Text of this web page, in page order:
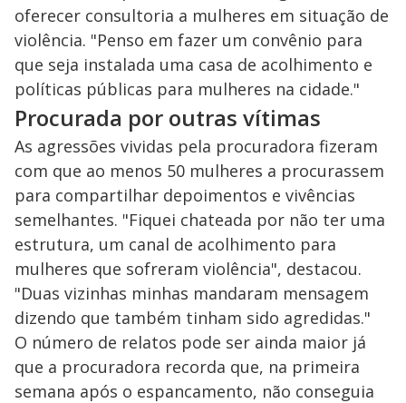
oferecer consultoria a mulheres em situação de
violência. "Penso em fazer um convênio para
que seja instalada uma casa de acolhimento e
políticas públicas para mulheres na cidade."
Procurada por outras vítimas
As agressões vividas pela procuradora fizeram
com que ao menos 50 mulheres a procurassem
para compartilhar depoimentos e vivências
semelhantes. "Fiquei chateada por não ter uma
estrutura, um canal de acolhimento para
mulheres que sofreram violência", destacou.
"Duas vizinhas minhas mandaram mensagem
dizendo que também tinham sido agredidas."
O número de relatos pode ser ainda maior já
que a procuradora recorda que, na primeira
semana após o espancamento, não conseguia